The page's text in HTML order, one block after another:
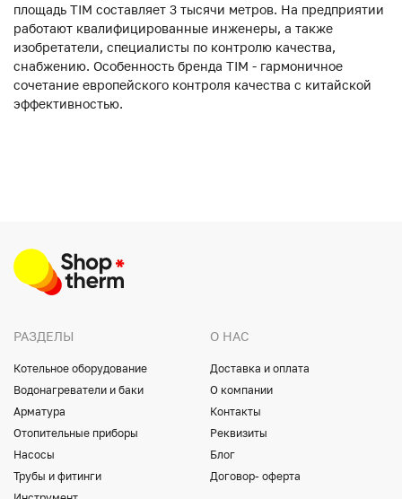
площадь TIM составляет 3 тысячи метров. На предприятии
работают квалифицированные инженеры, а также
изобретатели, специалисты по контролю качества,
снабжению. Особенность бренда TIM - гармоничное
сочетание европейского контроля качества с китайской
эффективностью.
РАЗДЕЛЫ
Котельное оборудование
Водонагреватели и баки
Арматура
Отопительные приборы
Насосы
Трубы и фитинги
О НАС
Доставка и оплата
О компании
Контакты
Реквизиты
Блог
Договор- оферта